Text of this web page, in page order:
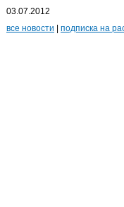
03.07.2012
все новости
подписка на